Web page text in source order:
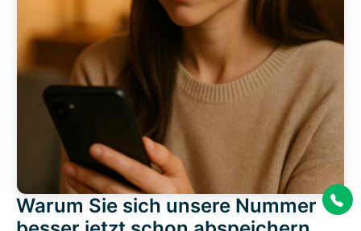
Warum Sie sich unsere Nummer